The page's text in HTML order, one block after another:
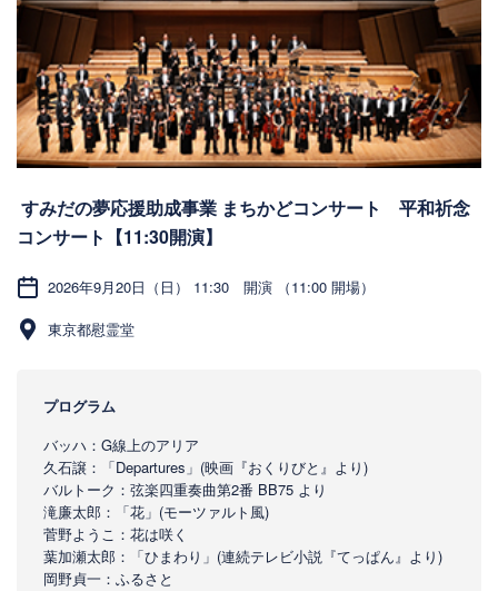
すみだの夢応援助成事業 まちかどコンサート 平和祈念
コンサート【11:30開演】
2026年9月20日（日） 11:30 開演 （11:00 開場）
東京都慰霊堂
プログラム
バッハ：G線上のアリア
久石譲：「Departures」(映画『おくりびと』より)
バルトーク：弦楽四重奏曲第2番 BB75 より
滝廉太郎：「花」(モーツァルト風)
菅野ようこ：花は咲く
葉加瀬太郎：「ひまわり」(連続テレビ小説『てっぱん』より)
岡野貞一：ふるさと